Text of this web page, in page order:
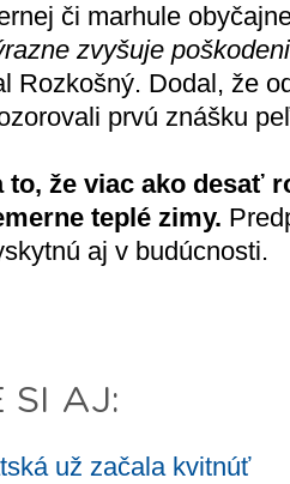
či marhule
zvyšuje
Rozkošný. Dodal, že
prvú znášku
to, že viac ako desať
teplé zimy.
aj v budúcnosti.
SI AJ:
už začala kvitnúť